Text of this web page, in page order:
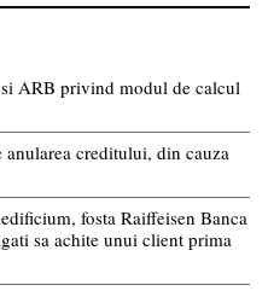
ARB privind modul de calcul
creditului, din cauza
fosta Raiffeisen Banca
sa achite unui client prima